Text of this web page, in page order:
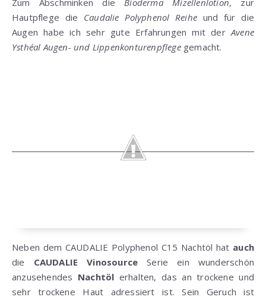
Hautpflege die Caudalie Polyphenol Reihe und für die
Augen habe ich sehr gute Erfahrungen mit der Avene
Ysthéal Augen- und Lippenkonturenpflegegemacht.
Neben dem CAUDALIE Polyphenol C15 Nachtöl hat auch
die CAUDALIE Vinosource Serie ein wunderschön
anzusehendes Nachtöl erhalten, das an trockene und
sehr trockene Haut adressiert ist. Sein Geruch ist